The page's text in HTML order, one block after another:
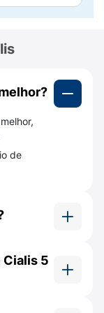
uma
sexual,
mg de
para
do
de
Cialis 5